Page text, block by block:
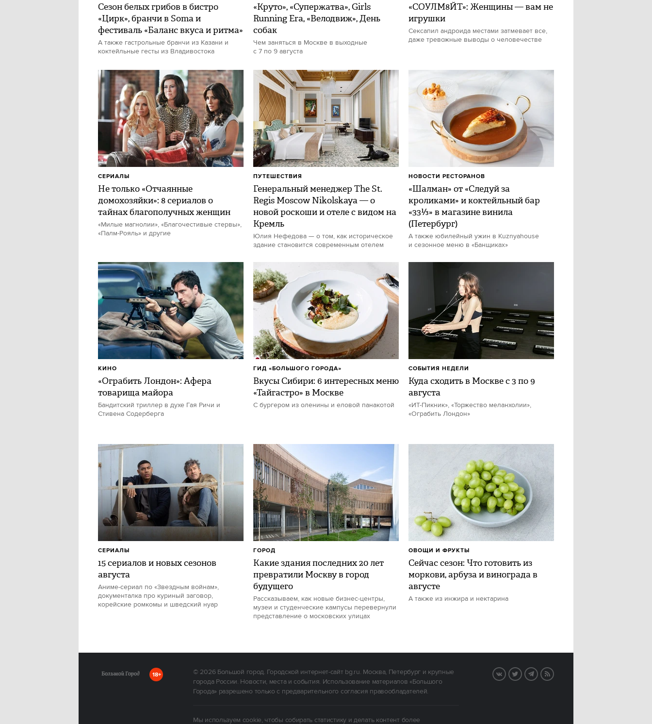
Сезон белых грибов в бистро
«Цирк», бранчи в Soma и
фестиваль «Баланс вкуса и ритма»
А также гастрольные бранчи из Казани и
коктейльные гесты из Владивостока
«Круто», «Супержатва», Girls
Running Era, «Велодвиж», День
собак
Чем заняться в Москве в выходные
с 7 по 9 августа
«СОУЛМ8ЙТ»: Женщины — вам не
игрушки
Сексапил андроида местами затмевает все,
даже тревожные выводы о человечестве
Не только «Отчаянные
домохозяйки»: 8 сериалов о
тайнах благополучных женщин
«Милые магнолии», «Благочестивые стервы»,
«Палм-Рояль» и другие
СЕРИАЛЫ
Генеральный менеджер The St.
Regis Moscow Nikolskaya — о
новой роскоши и отеле с видом на
Кремль
Юлия Нефедова — о том, как историческое
здание становится современным отелем
ПУТЕШЕСТВИЯ
«Шалман» от «Следуй за
кроликами» и коктейльный бар
«33⅓» в магазине винила
(Петербург)
А также юбилейный ужин в Kuznyahouse
и сезонное меню в «Банщиках»
НОВОСТИ РЕСТОРАНОВ
«Ограбить Лондон»: Афера
товарища майора
Бандитский триллер в духе Гая Ричи и
Стивена Содерберга
КИНО
Вкусы Сибири: 6 интересных меню
«Тайгастро» в Москве
С бургером из оленины и еловой панакотой
ГИД «БОЛЬШОГО ГОРОДА»
Куда сходить в Москве с 3 по 9
августа
«ИТ-Пикник», «Торжество меланхолии»,
«Ограбить Лондон»
СОБЫТИЯ НЕДЕЛИ
15 сериалов и новых сезонов
августа
Аниме-сериал по «Звездным войнам»,
документалка про куриный заговор,
корейские ромкомы и шведский нуар
СЕРИАЛЫ
Какие здания последних 20 лет
превратили Москву в город
будущего
Рассказываем, как новые бизнес-центры,
музеи и студенческие кампусы перевернули
представление о московских улицах
ГОРОД
Сейчас сезон: Что готовить из
моркови, арбуза и винограда в
августе
А также из инжира и нектарина
ОВОЩИ И ФРУКТЫ
18+ © 2026Большой город. Городской интернет-сайт bg.ru. Москва, Петербург и крупные
города России. Новости, места и события. Использование материалов «Большого
Города» разрешено только с предварительного согласия правообладателей.
Мы используем cookie, чтобы собирать статистику и делать контент более
VK TwitterTelegram
RSS